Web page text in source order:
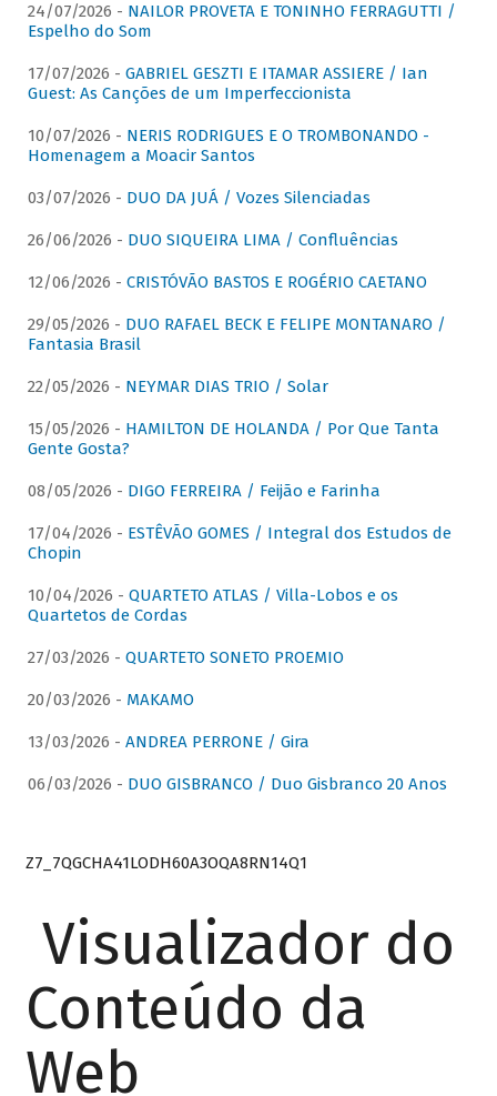
24/07/2026 - NAILOR PROVETA E TONINHO FERRAGUTTI /
Espelho do Som
17/07/2026 - GABRIEL GESZTI E ITAMAR ASSIERE / Ian
Guest: As Canções de um Imperfeccionista
10/07/2026 - NERIS RODRIGUES E O TROMBONANDO -
Homenagem a Moacir Santos
03/07/2026 - DUO DA JUÁ / Vozes Silenciadas
26/06/2026 - DUO SIQUEIRA LIMA / Confluências
12/06/2026 - CRISTÓVÃO BASTOS E ROGÉRIO CAETANO
29/05/2026 - DUO RAFAEL BECK E FELIPE MONTANARO /
Fantasia Brasil
22/05/2026 - NEYMAR DIAS TRIO / Solar
15/05/2026 - HAMILTON DE HOLANDA / Por Que Tanta
Gente Gosta?
08/05/2026 - DIGO FERREIRA / Feijão e Farinha
17/04/2026 - ESTÊVÃO GOMES / Integral dos Estudos de
Chopin
10/04/2026 - QUARTETO ATLAS / Villa-Lobos e os
Quartetos de Cordas
27/03/2026 - QUARTETO SONETO PROEMIO
20/03/2026 - MAKAMO
13/03/2026 - ANDREA PERRONE / Gira
06/03/2026 - DUO GISBRANCO / Duo Gisbranco 20 Anos
Z7_7QGCHA41LODH60A3OQA8RN14Q1
Visualizador do
Conteúdo da
Web